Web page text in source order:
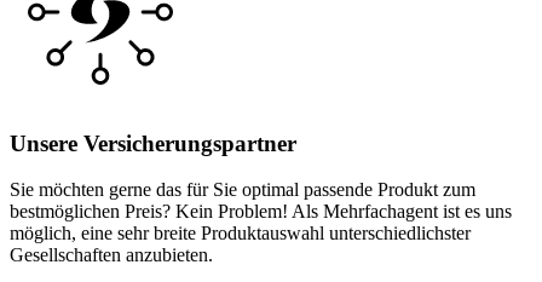
Unsere Versicherungspartner
Sie möchten gerne das für Sie optimal passende Produkt zum
bestmöglichen Preis? Kein Problem! Als Mehrfachagent ist es uns
möglich, eine sehr breite Produktauswahl unterschiedlichster
Gesellschaften anzubieten.